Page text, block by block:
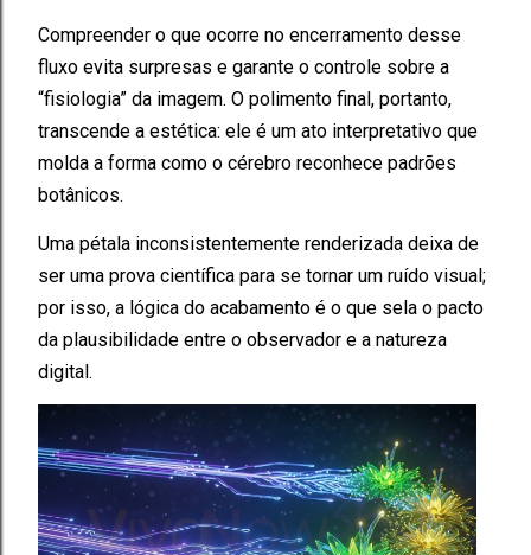
Compreender o que ocorre no encerramento desse
fluxo evita surpresas e garante o controle sobre a
“fisiologia” da imagem. O polimento final, portanto,
transcende a estética: ele é um ato interpretativo que
molda a forma como o cérebro reconhece padrões
botânicos.
Uma pétala inconsistentemente renderizada deixa de
ser uma prova científica para se tornar um ruído visual;
por isso, a lógica do acabamento é o que sela o pacto
da plausibilidade entre o observador e a natureza
digital.